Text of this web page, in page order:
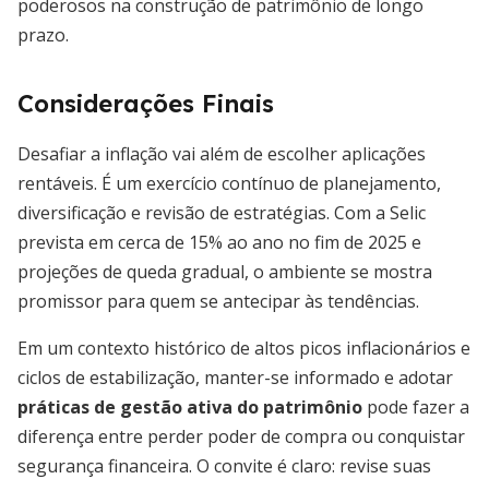
poderosos na construção de patrimônio de longo
prazo.
Considerações Finais
Desafiar a inflação vai além de escolher aplicações
rentáveis. É um exercício contínuo de planejamento,
diversificação e revisão de estratégias. Com a Selic
prevista em cerca de 15% ao ano no fim de 2025 e
projeções de queda gradual, o ambiente se mostra
promissor para quem se antecipar às tendências.
Em um contexto histórico de altos picos inflacionários e
ciclos de estabilização, manter-se informado e adotar
práticas de gestão ativa do patrimônio pode fazer a
diferença entre perder poder de compra ou conquistar
segurança financeira. O convite é claro: revise suas